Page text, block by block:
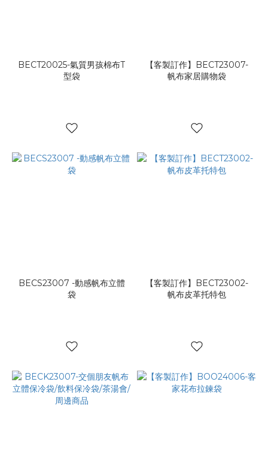
BECT20025-氣質男孩棉布T
型袋
【客製訂作】BECT23007-
帆布家居購物袋
BECS23007 -動感帆布立體
袋
【客製訂作】BECT23002-
帆布皮革托特包